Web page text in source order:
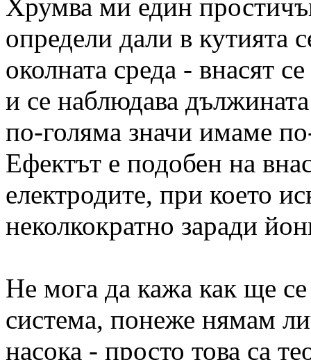
Хрумва ми един
определи дали в кутията
околната среда - внасят
и се наблюдава
по-голяма значи имаме
Ефектът е подобен на
електродите, при което
неколкократно заради
Не мога да кажа как ще
система, понеже нямам
насока - просто това са